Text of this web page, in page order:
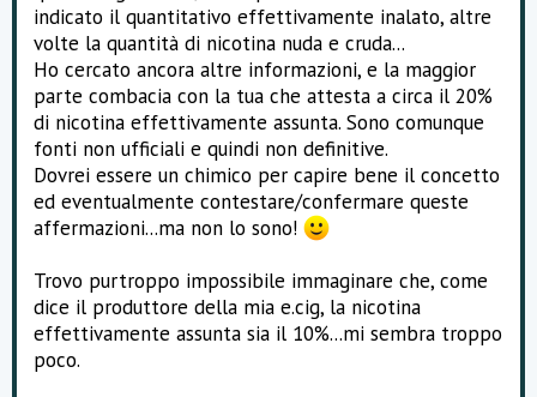
indicato il quantitativo effettivamente inalato, altre
volte la quantità di nicotina nuda e cruda...
Ho cercato ancora altre informazioni, e la maggior
parte combacia con la tua che attesta a circa il 20%
di nicotina effettivamente assunta. Sono comunque
fonti non ufficiali e quindi non definitive.
Dovrei essere un chimico per capire bene il concetto
ed eventualmente contestare/confermare queste
affermazioni...ma non lo sono!
Trovo purtroppo impossibile immaginare che, come
dice il produttore della mia e.cig, la nicotina
effettivamente assunta sia il 10%...mi sembra troppo
poco.